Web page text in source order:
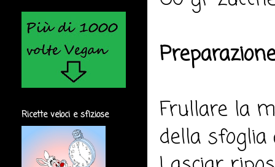
Frullare la
della sfoglia
Ricette veloci e sfiziose